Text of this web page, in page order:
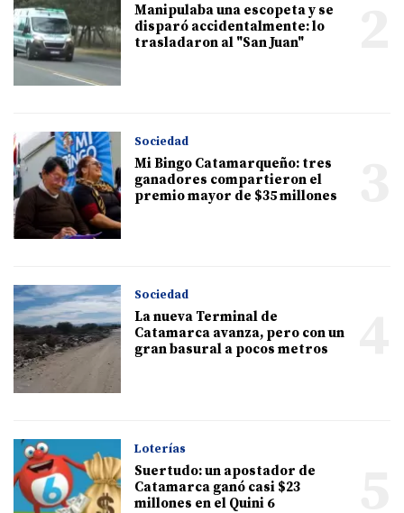
Manipulaba una escopeta y se
disparó accidentalmente: lo
trasladaron al "San Juan"
Sociedad
Mi Bingo Catamarqueño: tres
ganadores compartieron el
premio mayor de $35 millones
Sociedad
La nueva Terminal de
Catamarca avanza, pero con un
gran basural a pocos metros
Loterías
Suertudo: un apostador de
Catamarca ganó casi $23
millones en el Quini 6